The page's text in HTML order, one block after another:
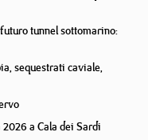
tunnel sottomarino:
sequestrati caviale,
a Cala dei Sardi